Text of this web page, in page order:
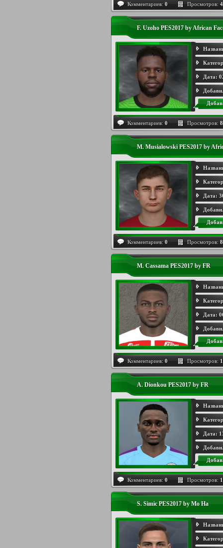
Комментариев: 0 Просмотров:
F. Uzoho PES2017 by African
Дата:
Комментариев: 0 Просмотров:
M. Musialowski PES2017 by
Дата:
Комментариев: 0 Просмотров:
M. Cassama PES2017 by FR
Дата:
Комментариев: 0 Просмотров:
A. Dionkou PES2017 by FR
Дата:
Комментариев: 0 Просмотров:
S. Simic PES2017 by Mo Ha